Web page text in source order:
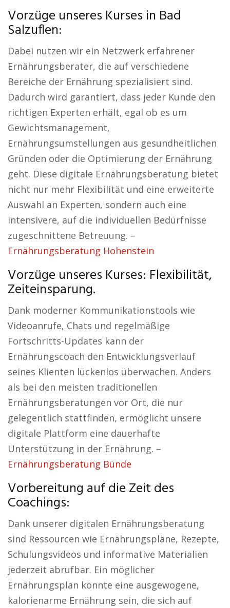
Vorzüge unseres Kurses in Bad
Salzuflen:
Dabei nutzen wir ein Netzwerk erfahrener
Ernährungsberater, die auf verschiedene
Bereiche der Ernährung spezialisiert sind.
Dadurch wird garantiert, dass jeder Kunde den
richtigen Experten erhält, egal ob es um
Gewichtsmanagement,
Ernährungsumstellungen aus gesundheitlichen
Gründen oder die Optimierung der Ernährung
geht. Diese digitale Ernährungsberatung bietet
nicht nur mehr Flexibilität und eine erweiterte
Auswahl an Experten, sondern auch eine
intensivere, auf die individuellen Bedürfnisse
zugeschnittene Betreuung. –
Ernährungsberatung Hohenstein
Vorzüge unseres Kurses: Flexibilität,
Zeiteinsparung.
Dank moderner Kommunikationstools wie
Videoanrufe, Chats und regelmäßige
Fortschritts-Updates kann der
Ernährungscoach den Entwicklungsverlauf
seines Klienten lückenlos überwachen. Anders
als bei den meisten traditionellen
Ernährungsberatungen vor Ort, die nur
gelegentlich stattfinden, ermöglicht unsere
digitale Plattform eine dauerhafte
Unterstützung in der Ernährung. –
Ernährungsberatung Bünde
Vorbereitung auf die Zeit des
Coachings:
Dank unserer digitalen Ernährungsberatung
sind Ressourcen wie Ernährungspläne, Rezepte,
Schulungsvideos und informative Materialien
jederzeit abrufbar. Ein möglicher
Ernährungsplan könnte eine ausgewogene,
kalorienarme Ernährung sein, die sich auf